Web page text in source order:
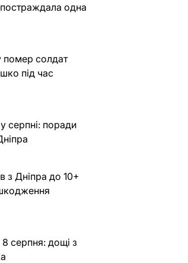
одна
помер солдат
під час
серпні: поради
з Дніпра до 10+
серпня: дощі з